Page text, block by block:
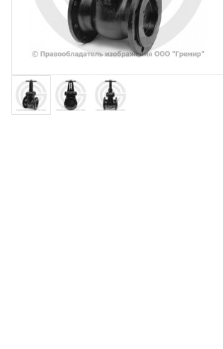
Крепеж
Прокладки и уплотнения
Теплоизоляция
Металлопрокат
Баки
Детали трубопроводов
Водомерные узлы